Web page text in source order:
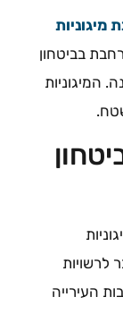
מיגוניות
בביטחון
המיגוניות
העירייה